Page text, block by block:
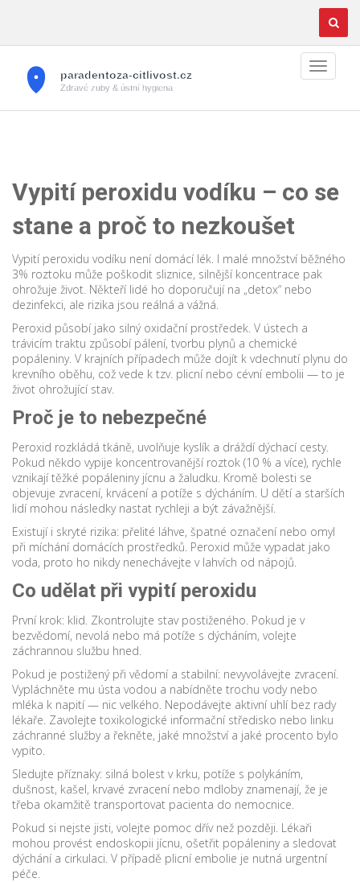
Vypití peroxidu vodíku – co se
stane a proč to nezkoušet
Vypití peroxidu vodíku není domácí lék. I malé množství běžného
3% roztoku může poškodit sliznice, silnější koncentrace pak
ohrožuje život. Někteří lidé ho doporučují na „detox“ nebo
dezinfekci, ale rizika jsou reálná a vážná.
Peroxid působí jako silný oxidační prostředek. V ústech a
trávicím traktu způsobí pálení, tvorbu plynů a chemické
popáleniny. V krajních případech může dojít k vdechnutí plynu do
krevního oběhu, což vede k tzv. plicní nebo cévní embolii — to je
život ohrožující stav.
Proč je to nebezpečné
Peroxid rozkládá tkáně, uvolňuje kyslík a dráždí dýchací cesty.
Pokud někdo vypije koncentrovanější roztok (10 % a více), rychle
vznikají těžké popáleniny jícnu a žaludku. Kromě bolesti se
objevuje zvracení, krvácení a potíže s dýcháním. U dětí a starších
lidí mohou následky nastat rychleji a být závažnější.
Existují i skryté rizika: přelité láhve, špatné označení nebo omyl
při míchání domácích prostředků. Peroxid může vypadat jako
voda, proto ho nikdy nenechávejte v lahvích od nápojů.
Co udělat při vypití peroxidu
První krok: klid. Zkontrolujte stav postiženého. Pokud je v
bezvědomí, nevolá nebo má potíže s dýcháním, volejte
záchrannou službu hned.
Pokud je postižený při vědomí a stabilní: nevyvolávejte zvracení.
Vypláchněte mu ústa vodou a nabídněte trochu vody nebo
mléka k napití — nic velkého. Nepodávejte aktivní uhlí bez rady
lékaře. Zavolejte toxikologické informační středisko nebo linku
záchranné služby a řekněte, jaké množství a jaké procento bylo
vypito.
Sledujte příznaky: silná bolest v krku, potíže s polykáním,
dušnost, kašel, krvavé zvracení nebo mdloby znamenají, že je
třeba okamžitě transportovat pacienta do nemocnice.
Pokud si nejste jisti, volejte pomoc dřív než později. Lékaři
mohou provést endoskopii jícnu, ošetřit popáleniny a sledovat
dýchání a cirkulaci. V případě plicní embolie je nutná urgentní
péče.